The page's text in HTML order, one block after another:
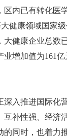
区内已有转化医
健康领域国家
健康企业总数
业增加值为161
入推进国际化
互补性强、经济
的同时，也着力